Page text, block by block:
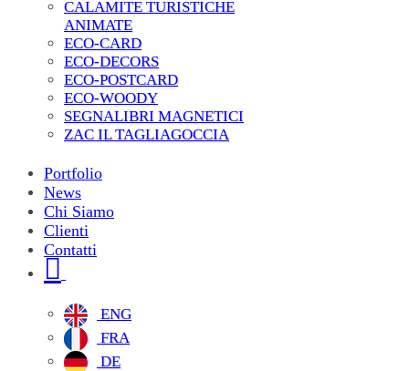
CALAMITE TURISTICHE
ANIMATE
ECO-CARD
ECO-DECORS
ECO-POSTCARD
ECO-WOODY
SEGNALIBRI MAGNETICI
ZAC IL TAGLIAGOCCIA
Portfolio
News
Chi Siamo
Clienti
Contatti
ENG
FRA
DE